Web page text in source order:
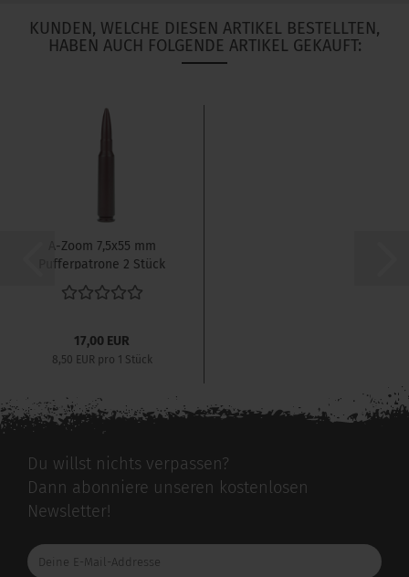
KUNDEN, WELCHE DIESEN ARTIKEL BESTELLTEN,
HABEN AUCH FOLGENDE ARTIKEL GEKAUFT:
A-Zoom 7,5x55 mm
Pufferpatrone 2 Stück
17,00 EUR
8,50 EUR pro 1 Stück
Du willst nichts verpassen?
Dann abonniere unseren kostenlosen
Newsletter!
Deine
E-